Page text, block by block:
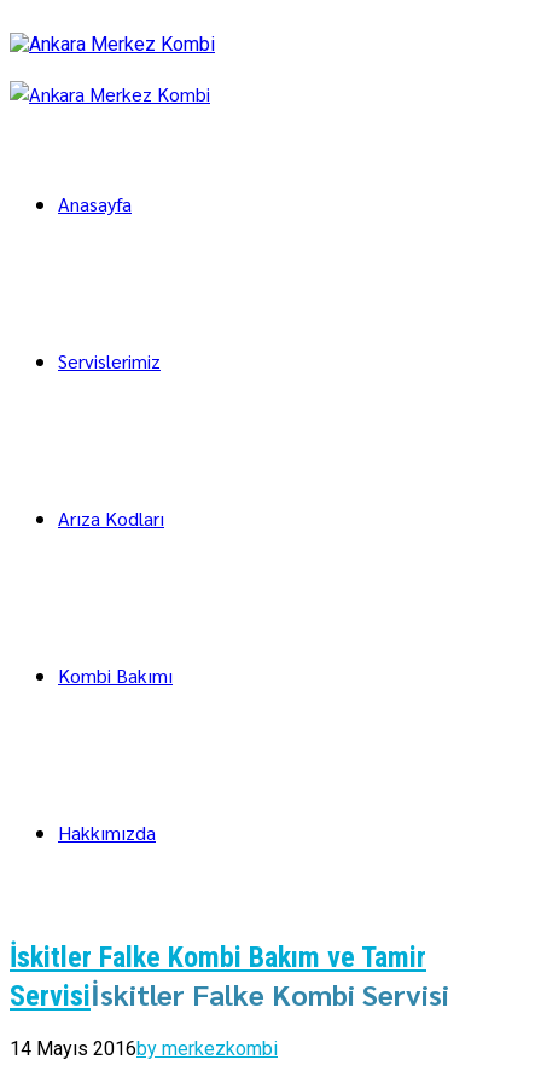
Anasayfa
Servislerimiz
Arıza Kodları
Kombi Bakımı
Hakkımızda
İskitler Falke Kombi Bakım ve Tamir
Servisiİskitler Falke Kombi Servisi
14 Mayıs 2016by merkezkombi